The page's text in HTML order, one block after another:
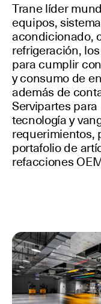
Trane líder
equipos,
acondicionado,
refrigeración,
para cumplir
y consumo de
además de
Servipartes
tecnología y
requerimientos,
portafolio de
refacciones